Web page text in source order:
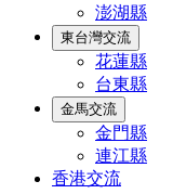
澎湖縣
東台灣交流
花蓮縣
台東縣
金馬交流
金門縣
連江縣
香港交流